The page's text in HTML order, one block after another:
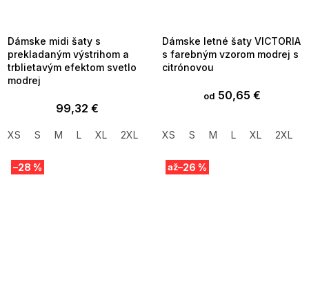
Dámske midi šaty s
prekladaným výstrihom a
trblietavým efektom svetlo
modrej
99,32 €
XS S M L XL 2XL
Dámske letné šaty VICTORIA
s farebným vzorom modrej s
citrónovou
od 50,65 €
XS S M L XL 2XL
–28 % až–26 %